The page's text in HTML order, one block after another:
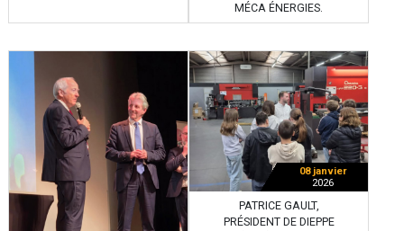
MÉCA ÉNERGIES.
08 janvier
2026
PATRICE GAULT,
PRÉSIDENT DE DIEPPE